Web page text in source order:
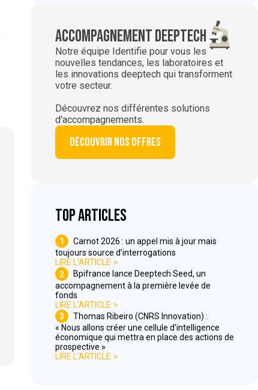
Accompagnement deeptech
Notre équipe Identifie pour vous les
nouvelles tendances, les laboratoires et
les innovations deeptech qui transforment
votre secteur.
Découvrez nos différentes solutions
d'accompagnements.
Découvrir nos offres
Top articles
1
Carnot 2026 : un appel mis à jour mais
toujours source d’interrogations
LIRE L'ARTICLE
2
Bpifrance lance Deeptech Seed, un
accompagnement à la première levée de
fonds
LIRE L'ARTICLE
3
Thomas Ribeiro (CNRS Innovation) :
« Nous allons créer une cellule d’intelligence
économique qui mettra en place des actions de
prospective »
LIRE L'ARTICLE